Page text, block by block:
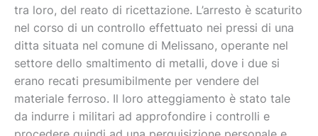
tra loro, del reato di ricettazione. L’arresto è scaturito
nel corso di un controllo effettuato nei pressi di una
ditta situata nel comune di Melissano, operante nel
settore dello smaltimento di metalli, dove i due si
erano recati presumibilmente per vendere del
materiale ferroso. Il loro atteggiamento è stato tale
da indurre i militari ad approfondire i controlli e